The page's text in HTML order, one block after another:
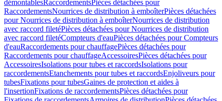
démontablesRaccordementsPièces détachées pour
RaccordementsNourrices de distribution à emboîterPièces détachées
pour Nourrices de distribution à emboîterNourrices de distribution
avec raccord filetéPièces détachées pour Nourrices de distribution
avec raccord filetéCompteurs d'eauPièces détachées pour Compteurs
d'eauRaccordements pour chauffagePièces détachées pour
Raccordements pour chauffageAccessoiresPièces détachées pour
AccessoiresIsolations pour tubes et raccordsIsolations pour
raccordementsEtanchements pour tubes et raccordsEnjoliveurs pour
tubesFixations pour tubesGaines de protection et aides à
l'insertionFixations de raccordementsPièces détachées pour